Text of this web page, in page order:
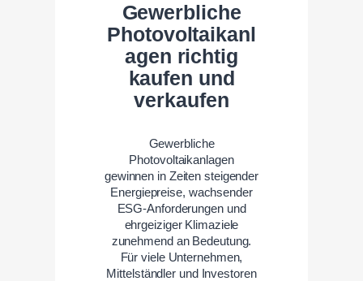
Gewerbliche
Photovoltaikanl
agen richtig
kaufen und
verkaufen
Gewerbliche
Photovoltaikanlagen
gewinnen in Zeiten steigender
Energiepreise, wachsender
ESG-Anforderungen und
ehrgeiziger Klimaziele
zunehmend an Bedeutung.
Für viele Unternehmen,
Mittelständler und Investoren